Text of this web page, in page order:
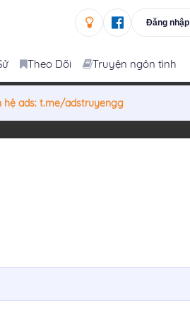
Đăng nhập
Theo Dõi Truyện ngôn tình
hệ ads: t.me/adstruyengg